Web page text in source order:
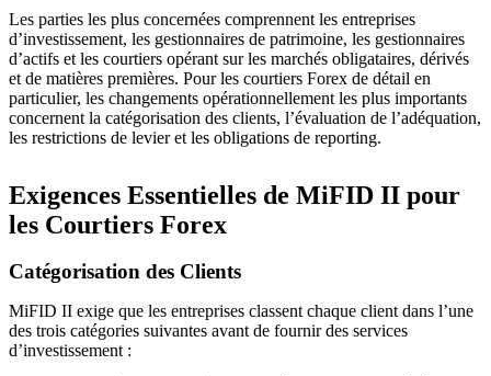
Les parties les plus concernées comprennent les entreprises
d’investissement, les gestionnaires de patrimoine, les gestionnaires
d’actifs et les courtiers opérant sur les marchés obligataires, dérivés
et de matières premières. Pour les courtiers Forex de détail en
particulier, les changements opérationnellement les plus importants
concernent la catégorisation des clients, l’évaluation de l’adéquation,
les restrictions de levier et les obligations de reporting.
Exigences Essentielles de MiFID II pour
les Courtiers Forex
Catégorisation des Clients
MiFID II exige que les entreprises classent chaque client dans l’une
des trois catégories suivantes avant de fournir des services
d’investissement :